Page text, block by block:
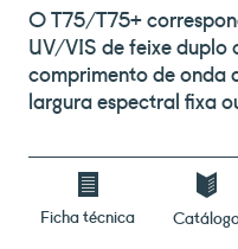
O T75/T75+
UV/VIS de feixe duplo
comprimento de onda
largura espectral fixa
Ficha técnica